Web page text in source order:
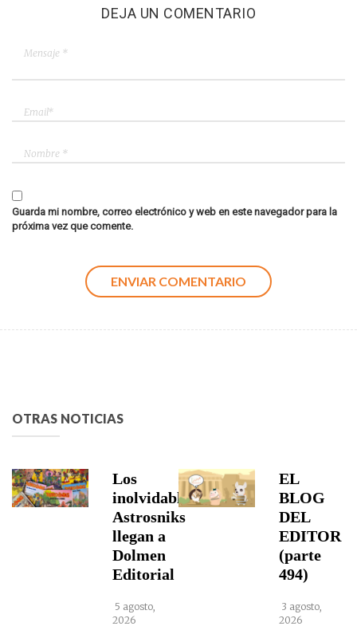
DEJA UN COMENTARIO
Guarda mi nombre, correo electrónico y web en este navegador para la
próxima vez que comente.
OTRAS NOTICIAS
Los
inolvidables
Astrosniks
llegan a
Dolmen
Editorial
5 agosto,
2026
EL
BLOG
DEL
EDITOR
(parte
494)
3 agosto,
2026